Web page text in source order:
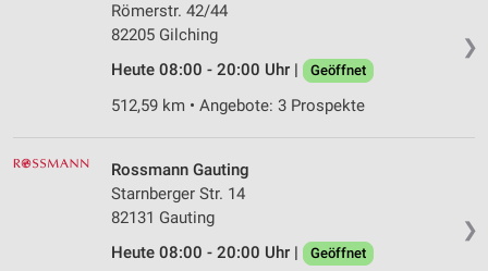
❯
Römerstr. 42/44
82205 Gilching
Heute 08:00 - 20:00 Uhr |
Geöffnet
512,59 km • Angebote: 3 Prospekte
❯
Rossmann Gauting
Starnberger Str. 14
82131 Gauting
Heute 08:00 - 20:00 Uhr |
Geöffnet